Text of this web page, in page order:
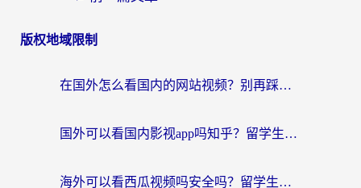
版权地域限制
在国外怎么看国内的网站视频？别再踩坑！选对加速器秒回国内冲浪
国外可以看国内影视app吗知乎？留学生亲测有效的回国加速方案
海外可以看西瓜视频吗安全吗？留学生亲测：3步解决回国追剧难题，附靠谱加速器推荐